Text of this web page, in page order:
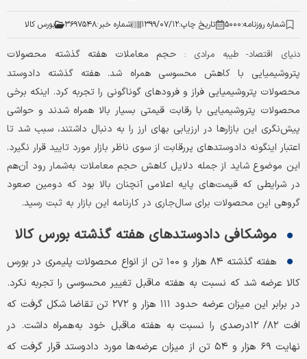
شماره روزنامه:۵۰۰۰ تاریخ چاپ:۱۳۹۹/۰۷/۱۲ شماره خبر:۳۶۹۷۵۴۸ بورس کالا
دنیای اقتصاد- طیبه مرادی : حجم معاملات هفته گذشته محصولات
پتروشیمیایی با کاهش محسوسی همراه شد. هفته گذشته دادوستد
محصولات پتروشیمیایی فراز و فرودهای گوناگونی را تجربه کرد. اینکه برخی
محصولات پتروشیمیایی با رقابت قیمتی بسیار بالا همراه شدند و حواشی
پیش‌نگری این بازارها در ارزیابی بهای ارز را به دنبال داشتند، سبب شد تا
اعتبار اینگونه دادوستدهای پررقابت از سوی ناظر بازار مورد تایید قرار نگیرد.
این موضوع شاید از جمله دلایل کاهش حجم معاملات به‌شمار رود آن‌هم
در شرایطی که قیمت‌های پایه اعلامی آنچنان بالا بود که دومین صعود
گروهی این محصولات برای سال‌جاری در کارنامه این بازار به ثبت رسید.
موشکافی دادوستدهای هفته گذشته بورس کالا
هفته گذشته ۸۴ هزار و ۱۰۰ تن از انواع محصولات پلیمری در بورس
کالا عرضه شد که نسبت به هفته ماقبل تغییر محسوسی را تجربه نکرد.
در برابر این میزان عرضه حدود ۱۱۱ هزار و ۲۷۲ تن تقاضا شکل گرفت که
افت ۸۲/ ۱۲‌درصدی را نسبت به هفته ماقبل خود به‌همراه داشت. در
نهایت ۶۹ هزار و ۵۴ تن از میزان عرضه‌ها مورد دادوستد قرار گرفت که